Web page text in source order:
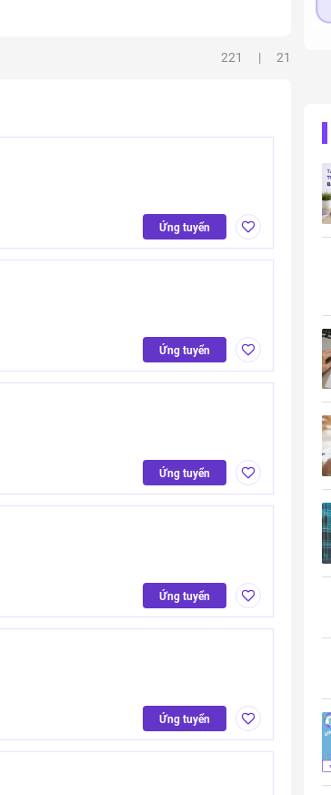
221 | 21
Ứng tuyển
Ứng tuyển
Ứng tuyển
Ứng tuyển
Ứng tuyển